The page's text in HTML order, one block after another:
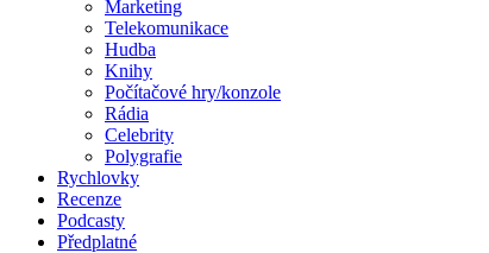
Marketing
Telekomunikace
Hudba
Knihy
Počítačové hry/konzole
Rádia
Celebrity
Polygrafie
Rychlovky
Recenze
Podcasty
Předplatné